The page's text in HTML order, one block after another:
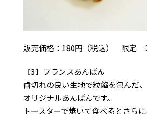
販売価格：180円（税込） 限定
【3】フランスあんぱん
歯切れの良い生地で粒餡を包んだ
オリジナルあんぱんです。
トースターで焼いて食べるとさら